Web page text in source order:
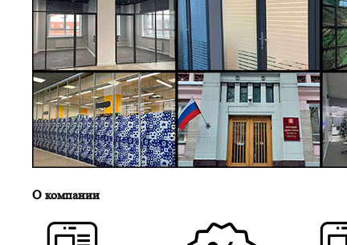
О компании